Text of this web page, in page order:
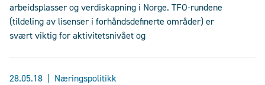
arbeidsplasser og verdiskapning i Norge. TFO-rundene
(tildeling av lisenser i forhåndsdefinerte områder) er
svært viktig for aktivitetsnivået og
28.05.18 Næringspolitikk